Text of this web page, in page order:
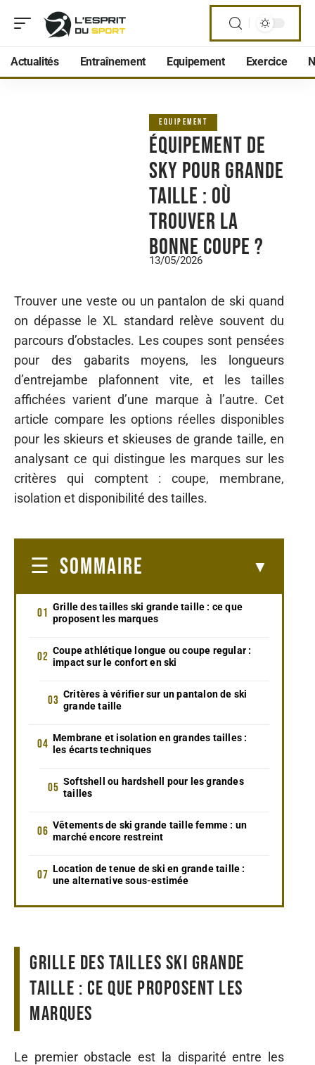
Actualités Entraînement Equipement Exercice
EQUIPEMENT
Équipement de
sky pour grande
taille : où
trouver la
bonne coupe ?
13/05/2026
Trouver une veste ou un pantalon de ski quand
on dépasse le XL standard relève souvent du
parcours d’obstacles. Les coupes sont pensées
pour des gabarits moyens, les longueurs
d’entrejambe plafonnent vite, et les tailles
affichées varient d’une marque à l’autre. Cet
article compare les options réelles disponibles
pour les skieurs et skieuses de grande taille, en
analysant ce qui distingue les marques sur les
critères qui comptent : coupe, membrane,
isolation et disponibilité des tailles.
SOMMAIRE
Grille des tailles ski grande taille : ce que
proposent les marques
Coupe athlétique longue ou coupe regular :
impact sur le confort en ski
Critères à vérifier sur un pantalon de ski
grande taille
Membrane et isolation en grandes tailles :
les écarts techniques
Softshell ou hardshell pour les grandes
tailles
Vêtements de ski grande taille femme : un
marché encore restreint
Location de tenue de ski en grande taille :
une alternative sous-estimée
Grille des tailles ski grande
taille : ce que proposent les
marques
Le premier obstacle est la disparité entre les